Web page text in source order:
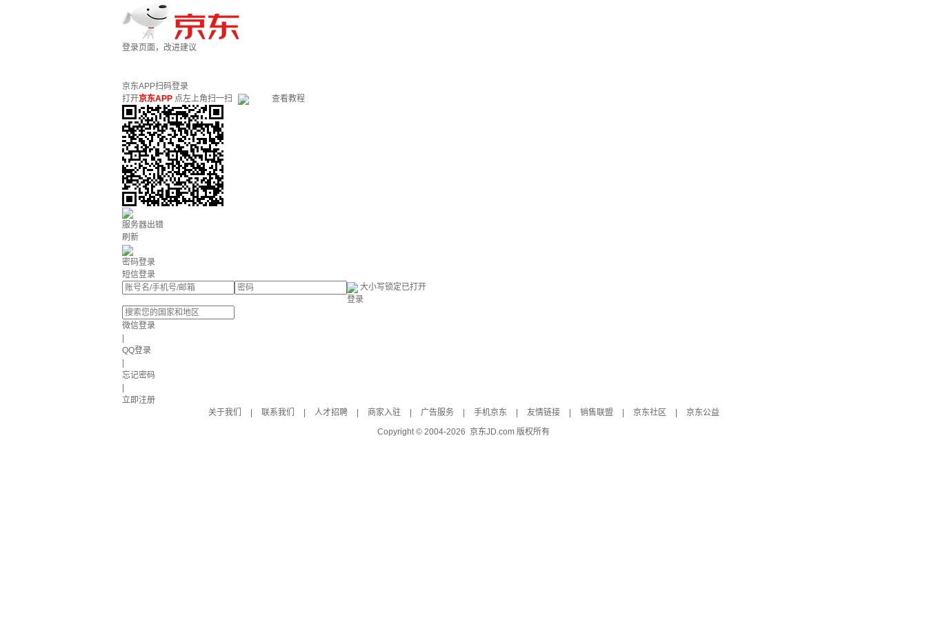
登录页面，改进建议
京东APP扫码登录
打开京东APP 点左上角扫一扫 查看教程
服务器出错
刷新
密码登录
短信登录
大小写锁定已打开
登录
微信登录
QQ登录
忘记密码
立即注册
关于我们
联系我们 人才招聘 商家入驻 广告服务 手机京东 友情链接 销售联盟 京东社区
京东公益
Copyright © 2004-2026 京东JD.com 版权所有